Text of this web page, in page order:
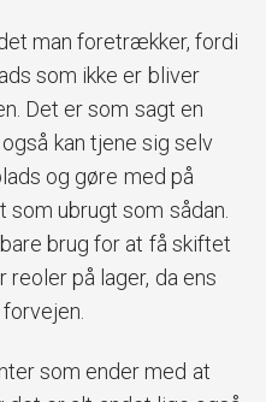
man foretrækker, fordi
som ikke er bliver
Det er som sagt en
kan tjene sig selv
og gøre med på
ubrugt som sådan.
brug for at få skiftet
reoler på lager, da ens
som ender med at